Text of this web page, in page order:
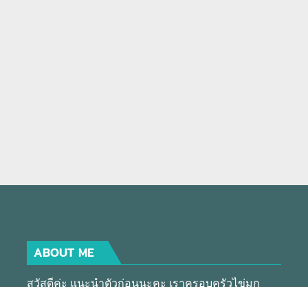
ABOUT ME
สวัสดีค่ะ แนะนำตัวก่อนนะคะ เราครอบครัวไข่มุก